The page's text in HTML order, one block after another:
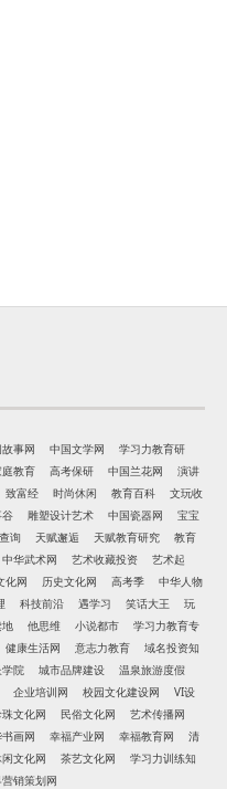
事网 中国文学网
学习力教育研
教育 高考保研 中国兰花网
演讲
致富经 时尚休闲 教育百科
文玩收
雕塑设计艺术 中国瓷器网
宝宝
询 天赋邂逅 天赋教育研究
教育
中华武术网 艺术收藏投资
艺术起
化网 历史文化网 高考季
中华人物
科技前沿 遇学习 笑话大王
玩
他思维 小说都市
学习力教育专
健康生活网 意志力教育
域名投资知
院 城市品牌建设
温泉旅游度假
企业培训网 校园文化建设网
VI设
文化网 民俗文化网
艺术传播网
画网 幸福产业网 幸福教育网
清
文化网 茶艺文化网
学习力训练知
销策划网